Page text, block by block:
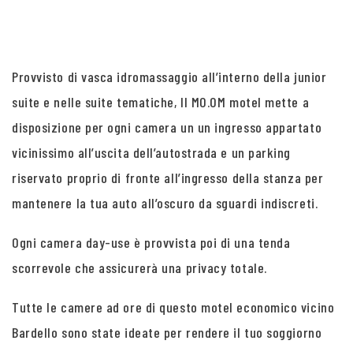
Provvisto di vasca idromassaggio all’interno della junior
suite e nelle suite tematiche, Il MO.OM motel mette a
disposizione per ogni camera un un ingresso appartato
vicinissimo all’uscita dell’autostrada e un parking
riservato proprio di fronte all’ingresso della stanza per
mantenere la tua auto all’oscuro da sguardi indiscreti.
Ogni camera day-use è provvista poi di una tenda
scorrevole che assicurerà una privacy totale.
Tutte le camere ad ore di questo motel economico vicino
Bardello sono state ideate per rendere il tuo soggiorno